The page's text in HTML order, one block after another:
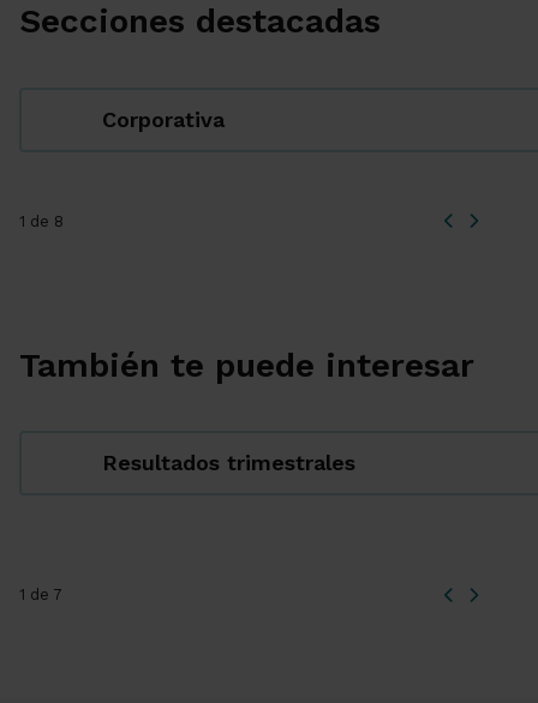
Secciones destacadas
Corporativa
1 de 8
También te puede interesar
Resultados trimestrales
1 de 7